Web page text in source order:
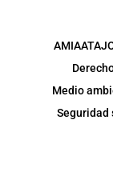
AMIA
Medio
Seguridad